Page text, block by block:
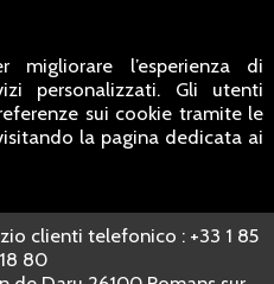
l’esperienza di
personalizzati. Gli utenti
sui cookie tramite le
la pagina dedicata ai
clienti telefonico : +33 1 85
80